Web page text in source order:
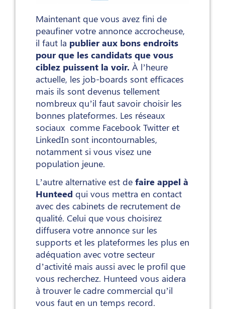
Maintenant que vous avez fini de
peaufiner votre annonce accrocheuse,
il faut la publier aux bons endroits
pour que les candidats que vous
ciblez puissent la voir. À l’heure
actuelle, les job-boards sont efficaces
mais ils sont devenus tellement
nombreux qu’il faut savoir choisir les
bonnes plateformes. Les réseaux
sociaux comme Facebook Twitter et
LinkedIn sont incontournables,
notamment si vous visez une
population jeune.
L’autre alternative est de faire appel à
Hunteed qui vous mettra en contact
avec des cabinets de recrutement de
qualité. Celui que vous choisirez
diffusera votre annonce sur les
supports et les plateformes les plus en
adéquation avec votre secteur
d’activité mais aussi avec le profil que
vous recherchez. Hunteed vous aidera
à trouver le cadre commercial qu’il
vous faut en un temps record.